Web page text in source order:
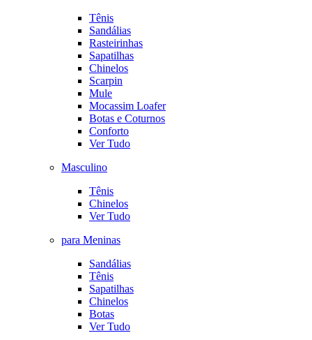
Tênis
Sandálias
Rasteirinhas
Sapatilhas
Chinelos
Scarpin
Mule
Mocassim Loafer
Botas e Coturnos
Conforto
Ver Tudo
Masculino
Tênis
Chinelos
Ver Tudo
para Meninas
Sandálias
Tênis
Sapatilhas
Chinelos
Botas
Ver Tudo